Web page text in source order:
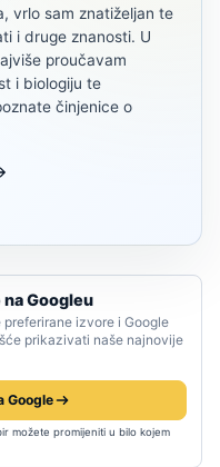
vrlo sam znatiželjan te
i druge znanosti. U
proučavam
i biologiju te
činjenice o
Googleu
izvore i Google
prikazivati naše najnovije
Google
možete promijeniti u bilo kojem